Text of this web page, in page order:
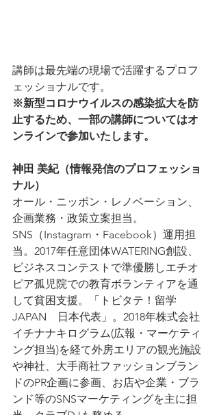
講師は最先端の現場で活躍するプロフ
ェッショナルです。
※新型コロナウイルスの感染拡大を防
止するため、一部の講師についてはオ
ンラインで参加いたします。
神田 美紀（情報発信のプロフェッショ
ナル）
オール・ニッポン・レノベーション、
企画業務・政策立案担当。
SNS（Instagram・Facebook）運用担
当。2017年任意団体WATERING創設、
ビジネスコンテストで準優勝しエチオ
ピア孤児院での教育ボランティアを通
して貧困支援。「トビタテ！留学
JAPAN　日本代表」。2018年株式会社
イチナナキログラム(広報・マーケティ
ング担当)を経て外房エリアの観光施設
や神社、大手商社ファッションブラン
ドのPR企画に参画、お店や企業・ブラ
ンド等のSNSマーケティングを主に担